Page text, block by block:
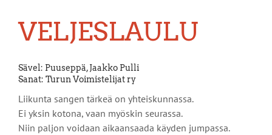
VELJESLAULU
Sävel: Puuseppä, Jaakko Pulli
Sanat: Turun Voimistelijat ry
Liikunta sangen tärkeä on yhteiskunnassa.
Ei yksin kotona, vaan myöskin seurassa.
Niin paljon voidaan aikaansaada käyden jumpassa.